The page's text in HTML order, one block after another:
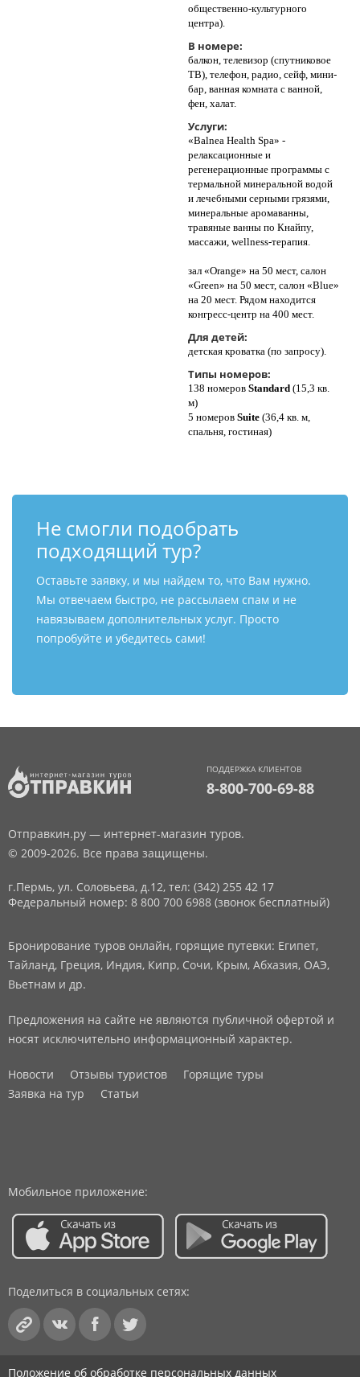
общественно-культурного
центра).
В номере:
балкон, телевизор (спутниковое
ТВ), телефон, радио, сейф, мини-
бар, ванная комната с ванной,
фен, халат.
Услуги:
«Balnea Health Spa» -
релаксационные и
регенерационные программы с
термальной минеральной водой
и лечебными серными грязями,
минеральные аромаванны,
травяные ванны по Кнайпу,
массажи, wellness-терапия.
зал «Orange» на 50 мест, салон
«Green» на 50 мест, салон «Blue»
на 20 мест. Рядом находится
конгресс-центр на 400 мест.
Для детей:
детская кроватка (по запросу).
Типы номеров:
138 номеров Standard (15,3 кв.
м)
5 номеров Suite (36,4 кв. м,
cпальня, гостиная)
Не смогли подобрать
подходящий тур?
Оставьте заявку, и мы найдем то, что Вам нужно.
Мы отвечаем быстро, не рассылаем спам и не
навязываем дополнительных услуг. Просто
попробуйте и убедитесь сами!
ПОДДЕРЖКА КЛИЕНТОВ
8-800-700-69-88
Отправкин.ру — интернет-магазин туров.
© 2009-2026. Все права защищены.
г.Пермь, ул. Соловьева, д.12, тел: (342) 255 42 17
Федеральный номер: 8 800 700 6988 (звонок бесплатный)
Бронирование туров онлайн, горящие путевки: Египет,
Тайланд, Греция, Индия, Кипр, Сочи, Крым, Абхазия, ОАЭ,
Вьетнам и др.
Предложения на сайте не являются публичной офертой и
носят исключительно информационный характер.
Новости Отзывы туристов
Горящие туры
Заявка на тур
Статьи
Мобильное приложение:
Поделиться в социальных сетях:
Положение об обработке персональных данных